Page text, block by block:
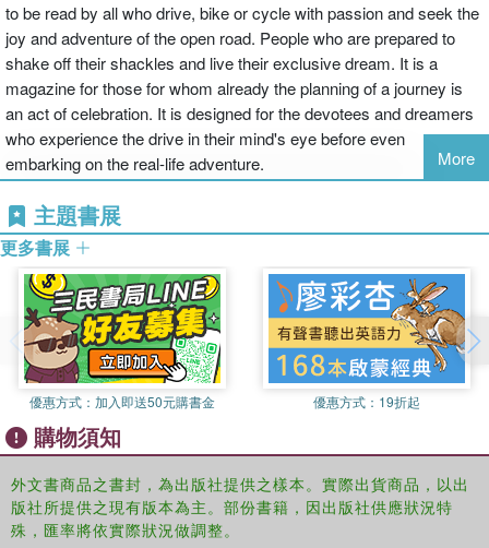
to be read by all who drive, bike or cycle with passion and seek the
joy and adventure of the open road. People who are prepared to
shake off their shackles and live their exclusive dream. It is a
magazine for those for whom already the planning of a journey is
an act of celebration. It is designed for the devotees and dreamers
who experience the drive in their mind's eye before even
embarking on the real-life adventure.
More
主題書展
更多書展
優惠方式： 加入即送50元購書金 優惠方式： 19折起
購物須知
外文書商品之書封，為出版社提供之樣本。實際出貨商品，以出
版社所提供之現有版本為主。部份書籍，因出版社供應狀況特
殊，匯率將依實際狀況做調整。